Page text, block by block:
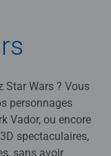
Star Wars ? Vous
personnages
Vador, ou encore
spectaculaires,
sans avoir